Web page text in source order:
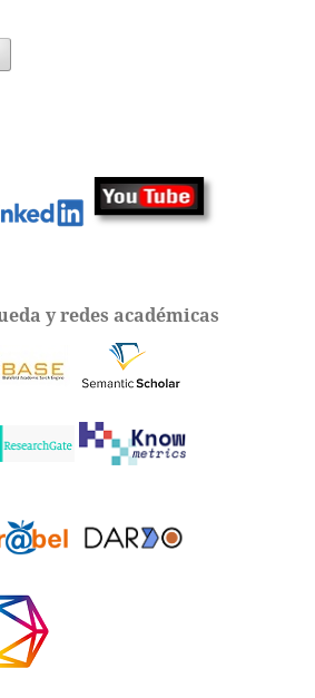
y redes académicas